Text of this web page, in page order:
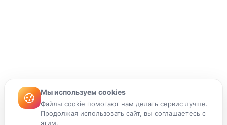
Мы используем cookies
Файлы cookie помогают нам делать сервис лучше.
Продолжая использовать сайт, вы соглашаетесь с
этим.